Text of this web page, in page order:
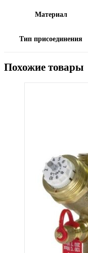
Материал
Тип присоединения
Похожие товары